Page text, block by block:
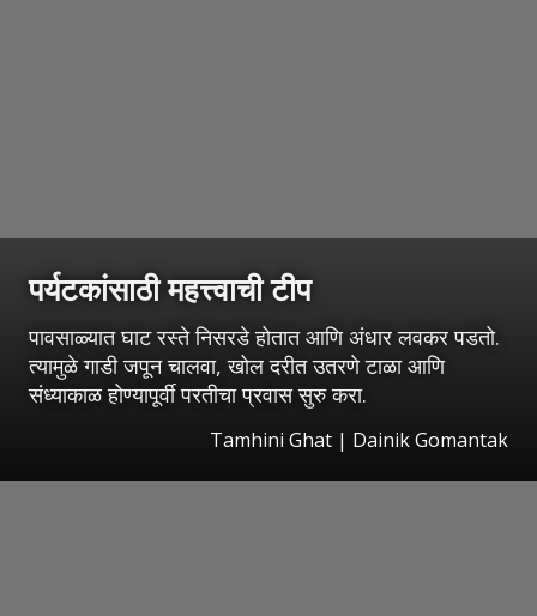
पर्यटकांसाठी महत्त्वाची टीप
पावसाळ्यात घाट रस्ते निसरडे होतात आणि अंधार लवकर पडतो.
त्यामुळे गाडी जपून चालवा, खोल दरीत उतरणे टाळा आणि
संध्याकाळ होण्यापूर्वी परतीचा प्रवास सुरु करा.
Tamhini Ghat | Dainik Gomantak